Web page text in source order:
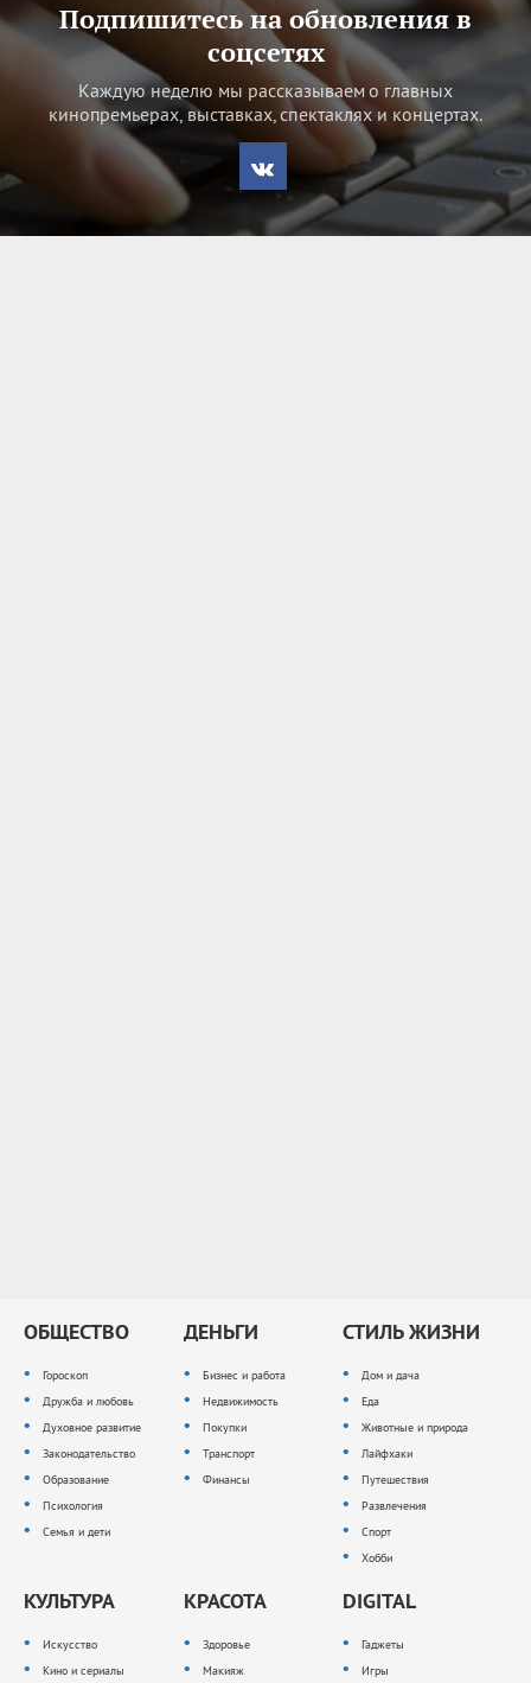
Подпишитесь на обновления в
соцсетях
Каждую неделю мы рассказываем о главных
кинопремьерах, выставках, спектаклях и концертах.
ОБЩЕСТВО
Гороскоп
Дружба и любовь
Духовное развитие
Законодательство
Образование
Психология
Семья и дети
ДЕНЬГИ
Бизнес и работа
Недвижимость
Покупки
Транспорт
Финансы
СТИЛЬ ЖИЗНИ
Дом и дача
Еда
Животные и природа
Лайфхаки
Путешествия
Развлечения
Спорт
Хобби
КУЛЬТУРА
Искусство
Кино и сериалы
КРАСОТА
Здоровье
Макияж
DIGITAL
Гаджеты
Игры